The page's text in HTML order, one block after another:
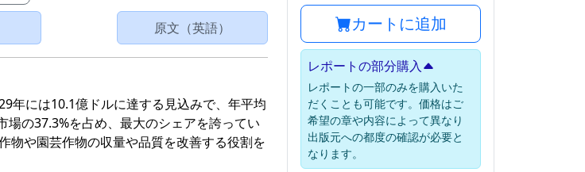
原文（英語）
年には10.1億ドルに達する見込みで、年平均
の37.3%を占め、最大のシェアを誇ってい
物や園芸作物の収量や品質を改善する役割を
カートに追加
レポートの部分購入
レポートの一部のみを購入いた
だくことも可能です。価格はご
希望の章や内容によって異なり
出版元への都度の確認が必要と
なります。